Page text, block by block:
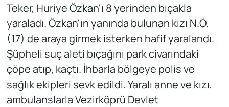
Teker, Huriye Özkan'ı 8 yerinden bıçakla
yaraladı. Özkan'ın yanında bulunan kızı N.Ö.
(17) de araya girmek isterken hafif yaralandı.
Şüpheli suç aleti bıçağını park civarındaki
çöpe atıp, kaçtı. İhbarla bölgeye polis ve
sağlık ekipleri sevk edildi. Yaralı anne ve kızı,
ambulanslarla Vezirköprü Devlet